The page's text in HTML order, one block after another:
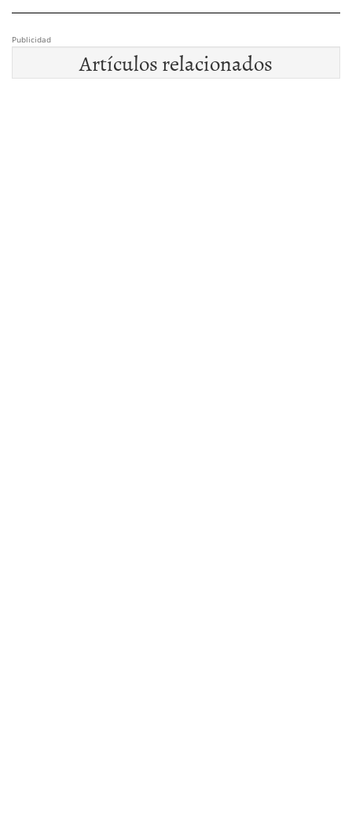
Publicidad
Artículos relacionados